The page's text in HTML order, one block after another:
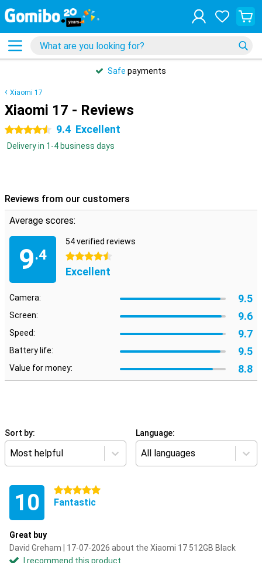
Safe payments
Xiaomi 17
Xiaomi 17 - Reviews
4.5 stars 9.4 Excellent
Delivery in 1-4 business days
Reviews from our customers
Average scores:
9.4
54 verified reviews
4.5 stars
Excellent
Camera: 9.5
Screen: 9.6
Speed: 9.7
Battery life: 9.5
Value for money: 8.8
Sort by:
Most helpful
Language:
All languages
10 5 stars
Fantastic
Great buy
David Greham | 17-07-2026 about the Xiaomi 17 512GB Black
I recommend this product